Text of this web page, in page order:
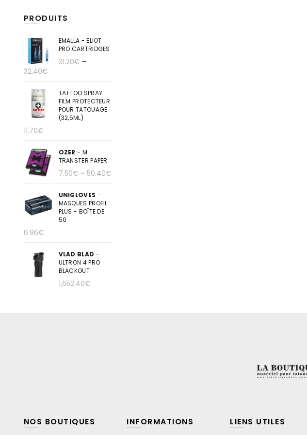
PRODUITS
EMALLA - ELIOT
PRO CARTRIDGES
31.20€ –
32.40€
TATTOO SPRAY -
FILM PROTECTEUR
POUR TATOUAGE
(32,5ML)
11.70€
OZER - M
TRANSTER PAPER
7.50€ – 50.40€
UNIGLOVES -
MASQUES PROFIL
PLUS - BOÎTE DE
50
6.96€
VLAD BLAD -
ULTRON 4 PRO
BLACKOUT
1,652.40€
NOS BOUTIQUES INFORMATIONS LIENS UTILES